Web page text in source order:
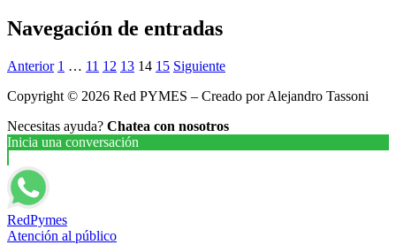
Navegación de entradas
Anterior 1 … 11 12 13 14 15 Siguiente
Copyright © 2026 Red PYMES – Creado por Alejandro Tassoni
Necesitas ayuda? Chatea con nosotros
Inicia una conversación
RedPymes
Atención al público